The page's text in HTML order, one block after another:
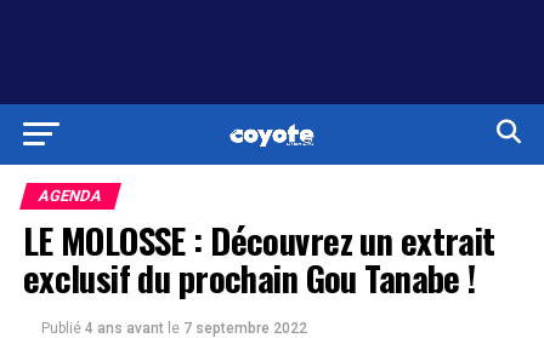
AGENDA
LE MOLOSSE : Découvrez un extrait
exclusif du prochain Gou Tanabe !
Publié 4 ans avant le 7 septembre 2022